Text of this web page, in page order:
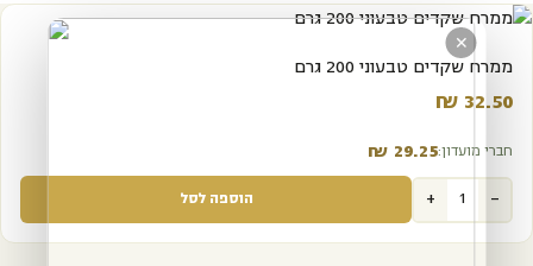
ממרח שקדים טבעוני 200 גרם
₪ 32.50‬
חברי מועדון: ₪ 29.25‬
-
+ הוספה לסל
✕